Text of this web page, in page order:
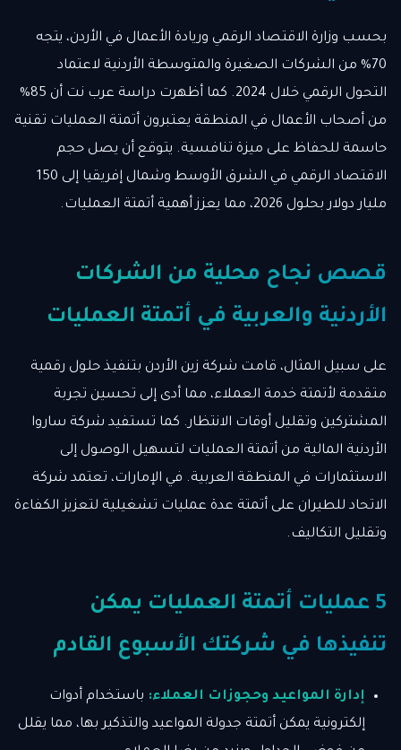
بحسب وزارة الاقتصاد الرقمي وريادة الأعمال في الأردن، يتجه
70% من الشركات الصغيرة والمتوسطة الأردنية لاعتماد
التحول الرقمي خلال 2024. كما أظهرت دراسة عرب نت أن 85%
من أصحاب الأعمال في المنطقة يعتبرون أتمتة العمليات تقنية
حاسمة للحفاظ على ميزة تنافسية. يتوقع أن يصل حجم
الاقتصاد الرقمي في الشرق الأوسط وشمال إفريقيا إلى 150
مليار دولار بحلول 2026، مما يعزز أهمية أتمتة العمليات.
قصص نجاح محلية من الشركات
الأردنية والعربية في أتمتة العمليات
على سبيل المثال، قامت شركة زين الأردن بتنفيذ حلول رقمية
متقدمة لأتمتة خدمة العملاء، مما أدى إلى تحسين تجربة
المشتركين وتقليل أوقات الانتظار. كما تستفيد شركة ساروا
الأردنية المالية من أتمتة العمليات لتسهيل الوصول إلى
الاستثمارات في المنطقة العربية. في الإمارات، تعتمد شركة
الاتحاد للطيران على أتمتة عدة عمليات تشغيلية لتعزيز الكفاءة
وتقليل التكاليف.
5 عمليات أتمتة العمليات يمكن
تنفيذها في شركتك الأسبوع القادم
إدارة المواعيد وحجوزات العملاء: باستخدام أدوات
إلكترونية يمكن أتمتة جدولة المواعيد والتذكير بها، مما يقلل